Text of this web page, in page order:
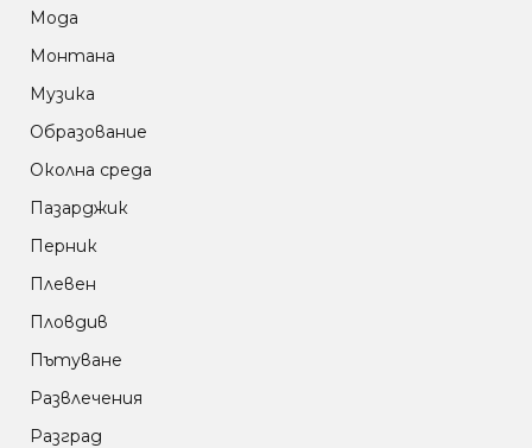
Мода
Монтана
Музика
Образование
Околна среда
Пазарджик
Перник
Плевен
Пловдив
Пътуване
Развлечения
Разград